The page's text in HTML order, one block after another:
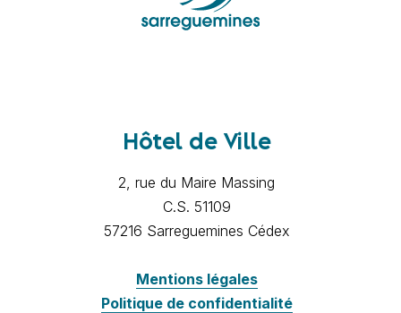
Hôtel de Ville
2, rue du Maire Massing
C.S. 51109
57216 Sarreguemines Cédex
Mentions légales
Politique de confidentialité